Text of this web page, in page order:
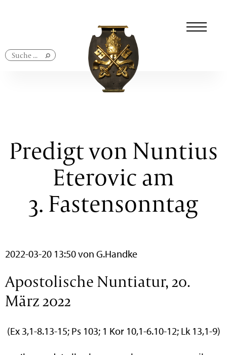
Predigt von Nuntius
Eterovic am
3. Fastensonntag
2022-03-20 13:50von G.Handke
Apostolische Nuntiatur, 20.
März 2022
(Ex 3,1-8.13-15; Ps 103; 1 Kor 10,1-6.10-12; Lk 13,1-9)